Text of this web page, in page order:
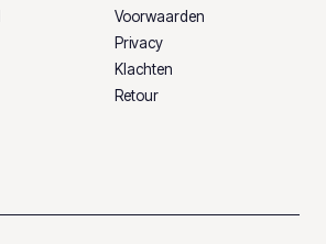
Voorwaarden
Privacy
Klachten
Retour